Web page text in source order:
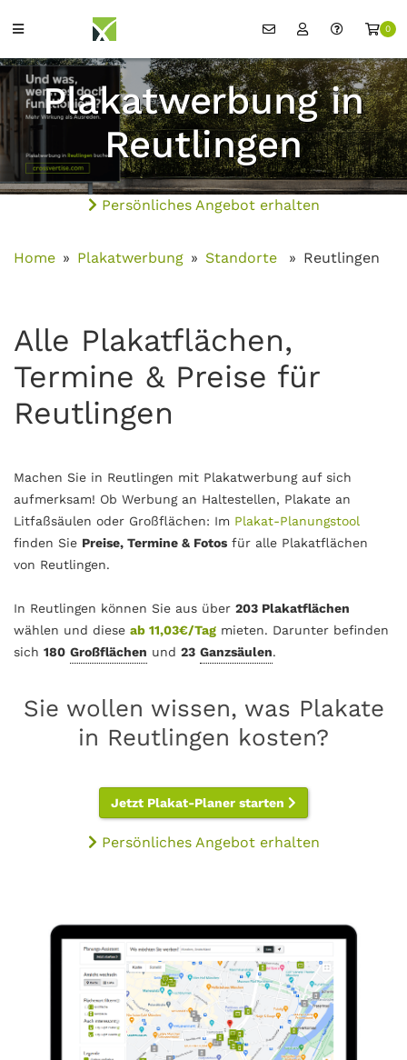
0
Plakatwerbung in
Reutlingen
Persönliches Angebot erhalten
Home Plakatwerbung Standorte Reutlingen
Alle Plakatflächen,
Termine & Preise für
Reutlingen
Machen Sie in Reutlingen mit Plakatwerbung auf sich
aufmerksam! Ob Werbung an Haltestellen, Plakate an
Litfaßsäulen oder Großflächen: Im Plakat-Planungstool
finden Sie Preise, Termine & Fotos für alle Plakatflächen
von Reutlingen.
In Reutlingen können Sie aus über 203 Plakatflächen
wählen und diese ab 11,03€/Tag mieten. Darunter befinden
sich 180 Großflächen und 23 Ganzsäulen.
Sie wollen wissen, was Plakate
in Reutlingen kosten?
Jetzt Plakat-Planer starten
Persönliches Angebot erhalten